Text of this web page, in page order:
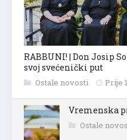
RABBUNI! | Don Josip
svoj svećenički put
Ostale novosti Prije
Vremenska
Ostale